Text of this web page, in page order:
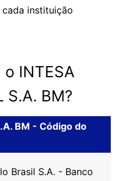
instituição
INTESA
S.A. BM?
BM - Código do
Brasil S.A. - Banco